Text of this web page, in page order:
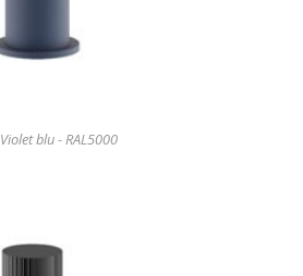
Violet blu - RAL5000